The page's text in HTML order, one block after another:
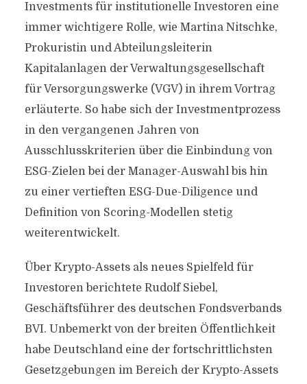
Investments für institutionelle Investoren eine
immer wichtigere Rolle, wie Martina Nitschke,
Prokuristin und Abteilungsleiterin
Kapitalanlagen der Verwaltungsgesellschaft
für Versorgungswerke (VGV) in ihrem Vortrag
erläuterte. So habe sich der Investmentprozess
in den vergangenen Jahren von
Ausschlusskriterien über die Einbindung von
ESG-Zielen bei der Manager-Auswahl bis hin
zu einer vertieften ESG-Due-Diligence und
Definition von Scoring-Modellen stetig
weiterentwickelt.
Über Krypto-Assets als neues Spielfeld für
Investoren berichtete Rudolf Siebel,
Geschäftsführer des deutschen Fondsverbands
BVI. Unbemerkt von der breiten Öffentlichkeit
habe Deutschland eine der fortschrittlichsten
Gesetzgebungen im Bereich der Krypto-Assets